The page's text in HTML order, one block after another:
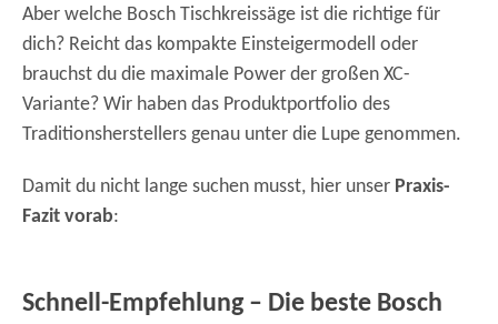
Aber welche Bosch Tischkreissäge ist die richtige für
dich? Reicht das kompakte Einsteigermodell oder
brauchst du die maximale Power der großen XC-
Variante? Wir haben das Produktportfolio des
Traditionsherstellers genau unter die Lupe genommen.
Damit du nicht lange suchen musst, hier unser Praxis-
Fazit vorab:
Schnell-Empfehlung – Die beste Bosch